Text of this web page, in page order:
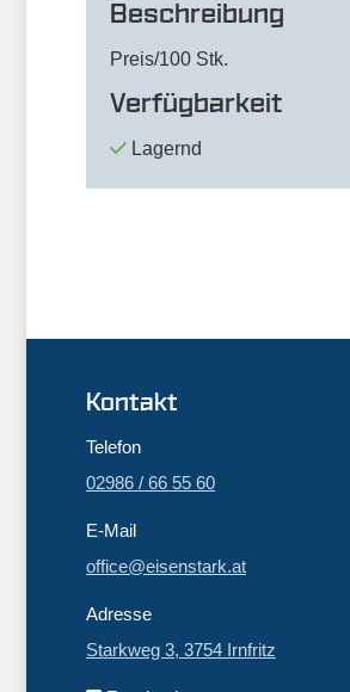
Beschreibung
Preis/100 Stk.
Verfügbarkeit
Lagernd
Kontakt
Telefon
02986 / 66 55 60
E-Mail
office@eisenstark.at
Adresse
Starkweg 3, 3754 Irnfritz